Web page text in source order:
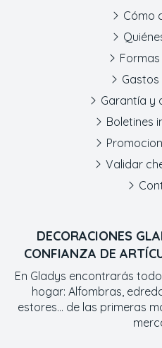
DECORACIONES
CONFIANZA DE
En Gladys encontrarás
hogar: Alfombras,
estores... de las primeras
Cómo
Gastos
Garantía y
Boletines
Validar